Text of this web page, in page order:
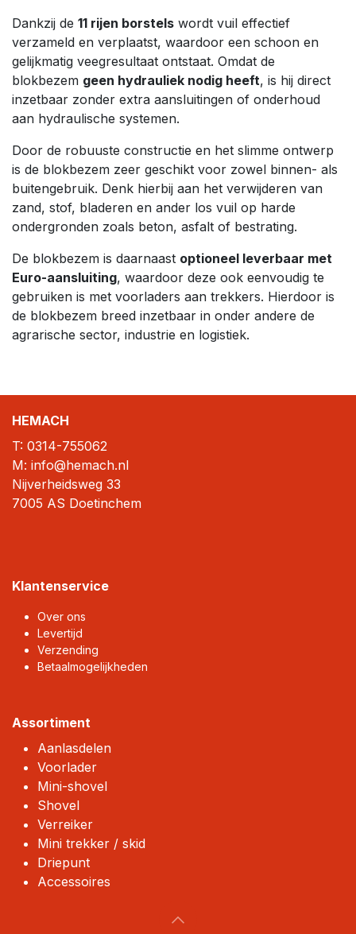
Dankzij de 11 rijen borstels wordt vuil effectief
verzameld en verplaatst, waardoor een schoon en
gelijkmatig veegresultaat ontstaat. Omdat de
blokbezem geen hydrauliek nodig heeft, is hij direct
inzetbaar zonder extra aansluitingen of onderhoud
aan hydraulische systemen.
Door de robuuste constructie en het slimme ontwerp
is de blokbezem zeer geschikt voor zowel binnen- als
buitengebruik. Denk hierbij aan het verwijderen van
zand, stof, bladeren en ander los vuil op harde
ondergronden zoals beton, asfalt of bestrating.
De blokbezem is daarnaast optioneel leverbaar met
Euro-aansluiting, waardoor deze ook eenvoudig te
gebruiken is met voorladers aan trekkers. Hierdoor is
de blokbezem breed inzetbaar in onder andere de
agrarische sector, industrie en logistiek.
HEMACH
T: 0314-755062
M: info@hemach.nl
Nijverheidsweg 33
7005 AS Doetinchem
Klantenservice
Over ons
Levertijd
Verzending
Betaalmogelijkheden
Assortiment
Aanlasdelen
Voorlader
Mini-shovel
Shovel
Verreiker
Mini trekker / skid
Driepunt
Accessoires